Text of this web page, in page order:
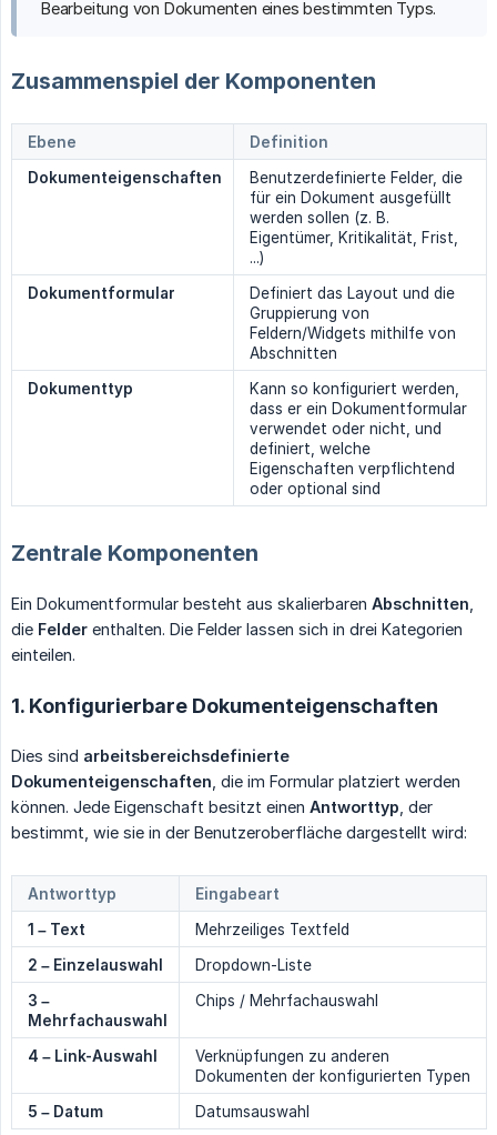
Bearbeitung von Dokumenten eines bestimmten Typs.
Zusammenspiel der Komponenten
Ebene
Definition
Dokumenteigenschaften
Benutzerdefinierte Felder, die
für ein Dokument ausgefüllt
werden sollen (z. B.
Eigentümer, Kritikalität, Frist,
...)
Dokumentformular
Definiert das Layout und die
Gruppierung von
Feldern/Widgets mithilfe von
Abschnitten
Dokumenttyp
Kann so konfiguriert werden,
dass er ein Dokumentformular
verwendet oder nicht, und
definiert, welche
Eigenschaften verpflichtend
oder optional sind
Zentrale Komponenten
Ein Dokumentformular besteht aus skalierbaren Abschnitten
die Felder enthalten. Die Felder lassen sich in drei Kategorien
einteilen.
1. Konfigurierbare Dokumenteigenschaften
Dies sind arbeitsbereichsdefinierte
Dokumenteigenschaften , die im Formular platziert werden
können. Jede Eigenschaft besitzt einen Antworttyp , der
bestimmt, wie sie in der Benutzeroberfläche dargestellt wird:
Antworttyp
Eingabeart
1 – Text
Mehrzeiliges Textfeld
2 – Einzelauswahl
Dropdown-Liste
3 –
Mehrfachauswahl
Chips / Mehrfachauswahl
4 – Link-Auswahl
Verknüpfungen zu anderen
Dokumenten der konfigurierten Typen
5 – Datum
Datumsauswahl